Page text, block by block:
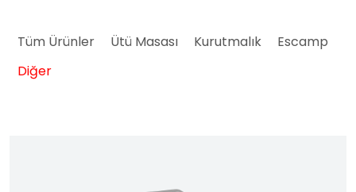
Tüm Ürünler Ütü Masası Kurutmalık
Escamp
Diğer